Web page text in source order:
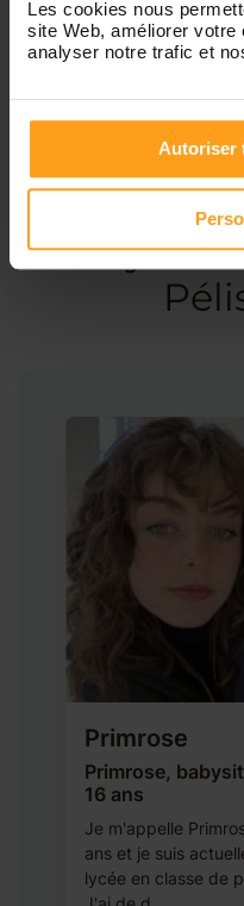
Les cookies nous
site Web, améliorer votre
analyser notre trafic et
Autoriser
Garde d’enfants
Primrose
Primrose,
16 ans
Je m'appelle
ans et je suis
lycée en classe de